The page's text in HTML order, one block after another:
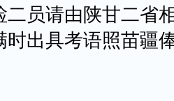
二员请由陕甘二省
时出具考语照苗疆